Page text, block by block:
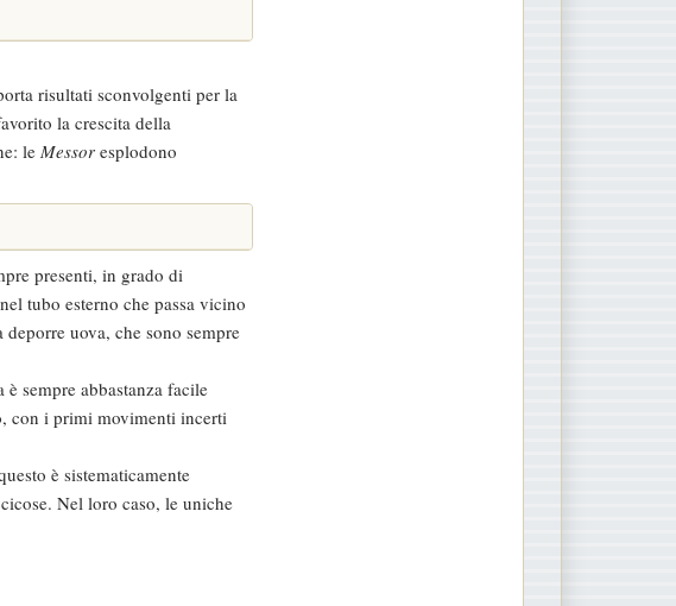
risultati sconvolgenti per la
la crescita della
le Messor esplodono
presenti, in grado di
tubo esterno che passa vicino
uova, che sono sempre
sempre abbastanza facile
con i primi movimenti incerti
è sistematicamente
Nel loro caso, le uniche